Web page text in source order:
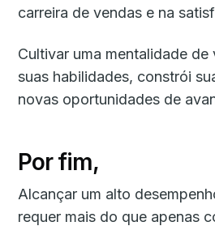
carreira de vendas e na
Cultivar uma mentalidade de
suas habilidades, constrói
novas oportunidades de
Por fim,
Alcançar um alto
requer mais do que apenas